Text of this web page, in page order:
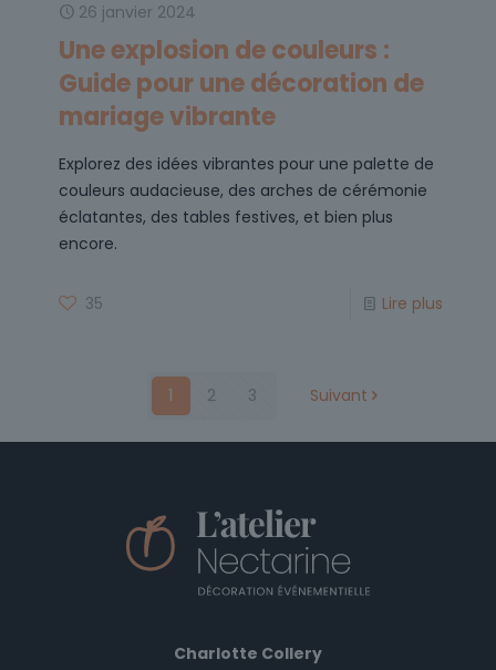
26 janvier 2024
Une explosion de couleurs :
Guide pour une décoration de
mariage vibrante
Explorez des idées vibrantes pour une palette de
couleurs audacieuse, des arches de cérémonie
éclatantes, des tables festives, et bien plus
encore.
35 Lire plus
1 2 3 Suivant
Charlotte Collery